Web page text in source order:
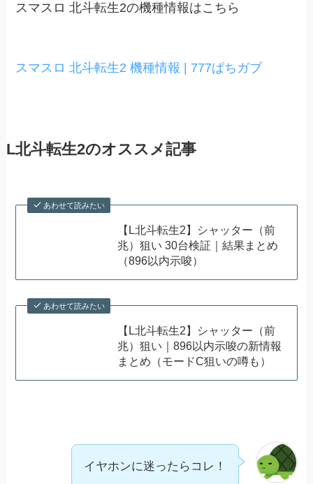
スマスロ 北斗転生2の機種情報はこちら
スマスロ 北斗転生2 機種情報 | 777ぱちガブ
L北斗転生2のオススメ記事
あわせて読みたい
【L北斗転生2】シャッター（前
兆）狙い 30台検証｜結果まとめ
（896以内示唆）
あわせて読みたい
【L北斗転生2】シャッター（前
兆）狙い｜896以内示唆の新情報
まとめ（モードC狙いの噂も）
イヤホンに迷ったらコレ！